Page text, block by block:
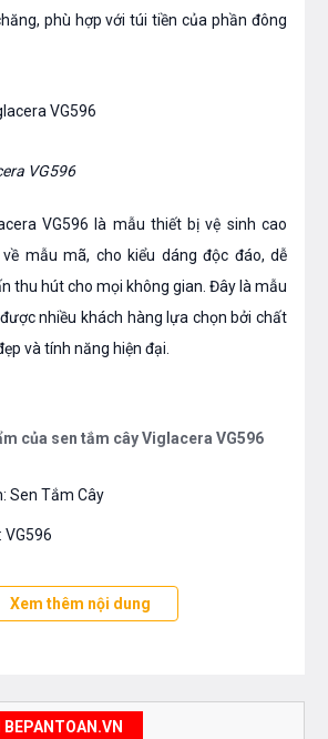
phù hợp với túi tiền của phần đông
VG596
VG596 là mẫu thiết bị vệ sinh cao
mẫu mã, cho kiểu dáng độc đáo, dễ
thu hút cho mọi không gian. Đây là mẫu
nhiều khách hàng lựa chọn bởi chất
và tính năng hiện đại.
của sen tắm cây Viglacera VG596
Sen Tắm Cây
VG596
Xem thêm nội dung